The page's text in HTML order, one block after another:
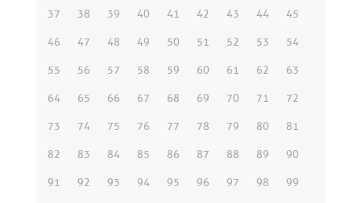
37 38 39 40 41 42 43 44 45
46 47 48 49 50 51 52 53 54
55 56 57 58 59 60 61 62 63
64 65 66 67 68 69 70 71 72
73 74 75 76 77 78 79 80 81
82 83 84 85 86 87 88 89 90
91 92 93 94 95 96 97 98 99